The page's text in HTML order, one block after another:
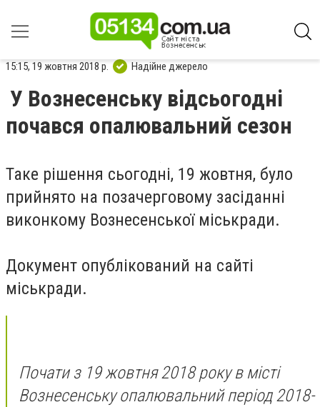
15:15, 19 жовтня 2018 р. Надійне джерело
У Вознесенську відсьогодні
почався опалювальний сезон
Таке рішення сьогодні, 19 жовтня, було
прийнято на позачерговому засіданні
виконкому Вознесенської міськради.
Документ опублікований на сайті
міськради.
Почати з 19 жовтня 2018 року в місті
Вознесенську опалювальний період 2018-